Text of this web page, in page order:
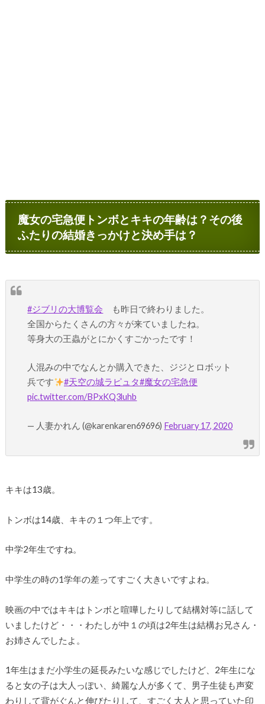
魔女の宅急便トンボとキキの年齢は？その後
ふたりの結婚きっかけと決め手は？
#ジブリの大博覧会 も昨日で終わりました。
全国からたくさんの方々が来ていましたね。
等身大の王蟲がとにかくすごかったです！
人混みの中でなんとか購入できた、ジジとロボット
兵です
#天空の城ラピュタ#魔女の宅急便
pic.twitter.com/BPxKQ3luhb
— 人妻かれん (@karenkaren69696) February 17, 2020
キキは13歳。
トンボは14歳、キキの１つ年上です。
中学2年生ですね。
中学生の時の1学年の差ってすごく大きいですよね。
映画の中ではキキはトンボと喧嘩したりして結構対等に話して
いましたけど・・・わたしが中１の頃は2年生は結構お兄さん・
お姉さんでしたよ。
1年生はまだ小学生の延長みたいな感じでしたけど、2年生にな
ると女の子は大人っぽい、綺麗な人が多くて、男子生徒も声変
わりして背がぐんと伸びたりして、すごく大人と思っていた印